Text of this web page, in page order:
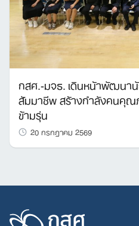
กสศ.-มจธ. เดินหน้าพัฒนา
สัมมาชีพ สร้างกำลังคนคุ
ข้ามรุ่น
20 กรกฎาคม 2569